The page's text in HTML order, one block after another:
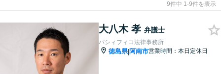
9件中 1-9件を表示
大八木 孝 弁護士
パシィフィコ法律事務所
徳島県|阿南市営業時間：本日定休日